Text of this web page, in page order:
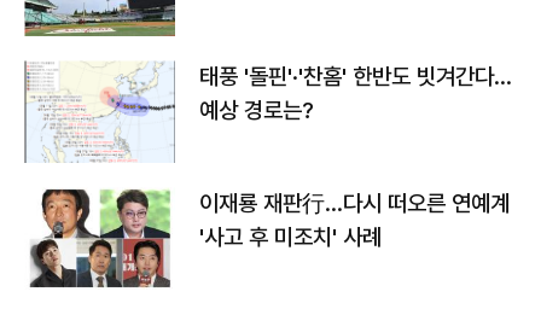
태풍 '돌핀'·'찬홈' 한반도 빗겨간다…
예상 경로는?
이재룡 재판行…다시 떠오른 연예계
'사고 후 미조치' 사례